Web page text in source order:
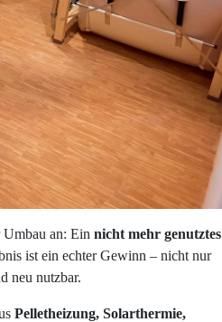
Umbau an: Ein nicht mehr genutztes
ist ein echter Gewinn – nicht nur
neu nutzbar.
Pelletheizung, Solarthermie,